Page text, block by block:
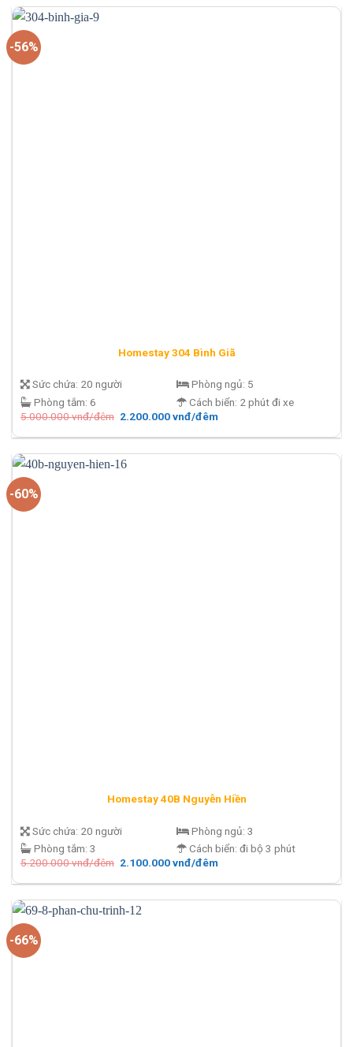
đêm.
1.800.000 vnđ/
-56%
Homestay 304 Bình Giã
Sức chứa: 20 người
Phòng tắm: 6
Phòng ngủ: 5
Cách biển: 2 phút đi xe
5.000.000vnđ/đêm Giá
là:
đêm.
2.200.000vnđ/đêmGiá
tại
2.200.000 vnđ/
-60%
Homestay 40B Nguyễn Hiền
Sức chứa: 20 người
Phòng tắm: 3
Phòng ngủ: 3
Cách biển: đi bộ 3 phút
5.200.000vnđ/đêm Giá
là:
đêm.
2.100.000vnđ/đêmGiá
tại
2.100.000 vnđ/
-66%